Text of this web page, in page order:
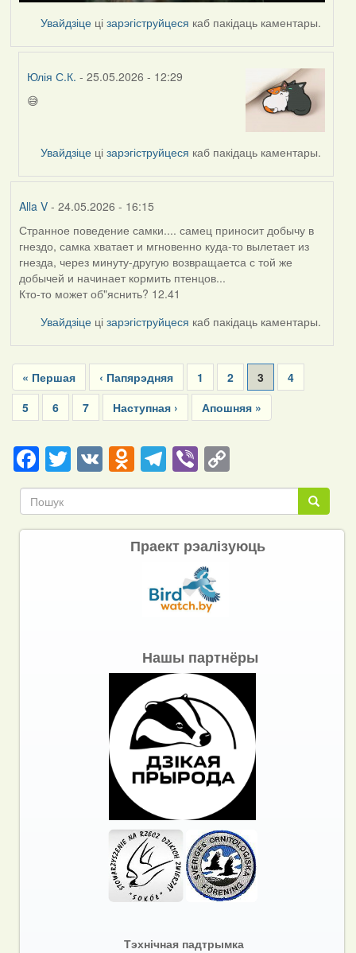
Увайдзіце цізарэгіструйцеся каб пакідаць каментары.
Юлія С.К. - 25.05.2026 - 12:29
In
nasta
😅
Увайдзіце цізарэгіструйцеся каб пакідаць каментары.
Alla V- 24.05.2026 - 16:15
Странное поведение самки.... самец приносит добычу в
гнездо, самка хватает и мгновенно куда-то вылетает из
гнезда, через минуту-другую возвращаетса с той же
добычей и начинает кормить птенцов...
Кто-то может об"яснить? 12.41
Увайдзіце цізарэгіструйцеся каб пакідаць каментары.
Pagination
First
page
« Першая
Previous
page
‹ Папярэдняя Page
1 Page
2
Current
page
3 Page
4
Page
5 Page
6 Page
7
Next
page
Наступная ›
Last
page
Апошняя »
Facebook
Twitter
VKOdnoklassniki
Telegram
ViberCopy
Link Пошук
Пошук
Праект рэалізуюць
Нашы партнёры
Тэхнічная падтрымка